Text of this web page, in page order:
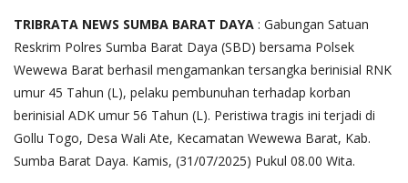
TRIBRATA NEWS SUMBA BARAT DAYA : Gabungan Satuan
Reskrim Polres Sumba Barat Daya (SBD) bersama Polsek
Wewewa Barat berhasil mengamankan tersangka berinisial RNK
umur 45 Tahun (L), pelaku pembunuhan terhadap korban
berinisial ADK umur 56 Tahun (L). Peristiwa tragis ini terjadi di
Gollu Togo, Desa Wali Ate, Kecamatan Wewewa Barat, Kab.
Sumba Barat Daya. Kamis, (31/07/2025) Pukul 08.00 Wita.